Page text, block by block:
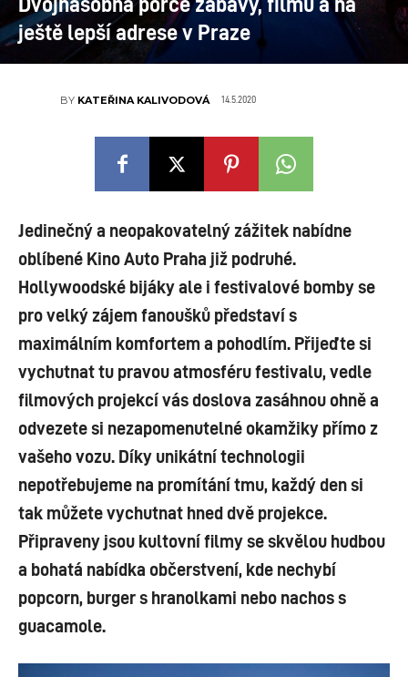
ještě lepší adrese v Praze
BY KATEŘINA KALIVODOVÁ 14.5.2020
Jedinečný a neopakovatelný zážitek nabídne
oblíbené Kino Auto Praha již podruhé.
Hollywoodské bijáky ale i festivalové bomby se
pro velký zájem fanoušků představí s
maximálním komfortem a pohodlím. Přijeďte si
vychutnat tu pravou atmosféru festivalu, vedle
filmových projekcí vás doslova zasáhnou ohně a
odvezete si nezapomenutelné okamžiky přímo z
vašeho vozu. Díky unikátní technologii
nepotřebujeme na promítání tmu, každý den si
tak můžete vychutnat hned dvě projekce.
Připraveny jsou kultovní filmy se skvělou hudbou
a bohatá nabídka občerstvení, kde nechybí
popcorn, burger s hranolkami nebo nachos s
guacamole.